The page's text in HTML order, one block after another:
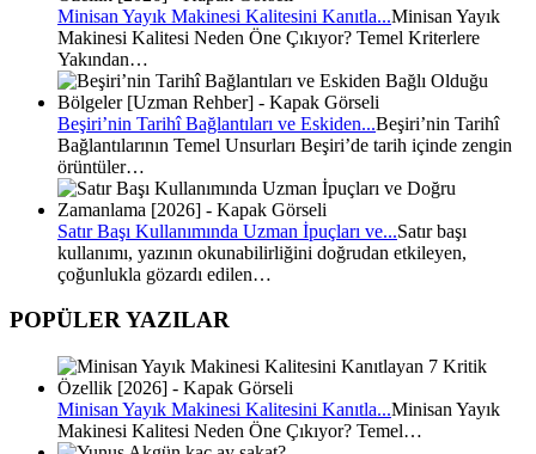
Minisan Yayık Makinesi Kalitesini Kanıtla...Minisan Yayık
Makinesi Kalitesi Neden Öne Çıkıyor? Temel Kriterlere
Yakından…
Beşiri’nin Tarihî Bağlantıları ve Eskiden...Beşiri’nin Tarihî
Bağlantılarının Temel Unsurları Beşiri’de tarih içinde zengin
örüntüler…
Satır Başı Kullanımında Uzman İpuçları ve...Satır başı
kullanımı, yazının okunabilirliğini doğrudan etkileyen,
çoğunlukla gözardı edilen…
POPÜLER YAZILAR
Minisan Yayık Makinesi Kalitesini Kanıtla...Minisan Yayık
Makinesi Kalitesi Neden Öne Çıkıyor? Temel…